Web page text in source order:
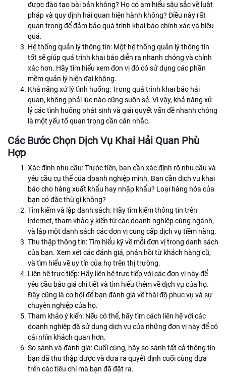
được đào tạo bài bản không? Họ có am hiểu sâu sắc về luật
pháp và quy định hải quan hiện hành không? Điều này rất
quan trọng để đảm bảo quá trình khai báo chính xác và hiệu
quả.
Hệ thống quản lý thông tin: Một hệ thống quản lý thông tin
tốt sẽ giúp quá trình khai báo diễn ra nhanh chóng và chính
xác hơn. Hãy tìm hiểu xem đơn vị đó có sử dụng các phần
mềm quản lý hiện đại không.
Khả năng xử lý tình huống: Trong quá trình khai báo hải
quan, không phải lúc nào cũng suôn sẻ. Vì vậy, khả năng xử
lý các tình huống phát sinh và giải quyết vấn đề nhanh chóng
là một yếu tố quan trọng cần cân nhắc.
Các Bước Chọn Dịch Vụ Khai Hải Quan Phù
Hợp
Xác định nhu cầu: Trước tiên, bạn cần xác định rõ nhu cầu và
yêu cầu cụ thể của doanh nghiệp mình. Bạn cần dịch vụ khai
báo cho hàng xuất khẩu hay nhập khẩu? Loại hàng hóa của
bạn có đặc thù gì không?
Tìm kiếm và lập danh sách: Hãy tìm kiếm thông tin trên
internet, tham khảo ý kiến từ các doanh nghiệp cùng ngành,
và lập một danh sách các đơn vị cung cấp dịch vụ tiềm năng.
Thu thập thông tin: Tìm hiểu kỹ về mỗi đơn vị trong danh sách
của bạn. Xem xét các đánh giá, phản hồi từ khách hàng cũ,
và tìm hiểu về uy tín của họ trên thị trường.
Liên hệ trực tiếp: Hãy liên hệ trực tiếp với các đơn vị này để
yêu cầu báo giá chi tiết và tìm hiểu thêm về dịch vụ của họ.
Đây cũng là cơ hội để bạn đánh giá về thái độ phục vụ và sự
chuyên nghiệp của họ.
Tham khảo ý kiến: Nếu có thể, hãy tìm cách liên hệ với các
doanh nghiệp đã sử dụng dịch vụ của những đơn vị này để có
cái nhìn khách quan hơn.
So sánh và đánh giá: Cuối cùng, hãy so sánh tất cả thông tin
bạn đã thu thập được và đưa ra quyết định cuối cùng dựa
trên các tiêu chí mà bạn đã đặt ra.